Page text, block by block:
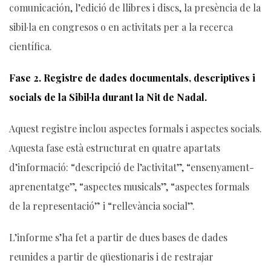
comunicación, l’edició de llibres i discs, la presència de la
sibil·la en congresos o en activitats per a la recerca
científica.
Fase 2. Registre de dades documentals, descriptives i
socials de la Sibil·la durant la Nit de Nadal.
Aquest registre inclou aspectes formals i aspectes socials.
Aquesta fase està estructurat en quatre apartats
d’informació: “descripció de l’activitat”, “ensenyament-
aprenentatge”, “aspectes musicals”, “aspectes formals
de la representació” i “rellevància social”.
L’informe s’ha fet a partir de dues bases de dades
reunides a partir de qüestionaris i de restrajar